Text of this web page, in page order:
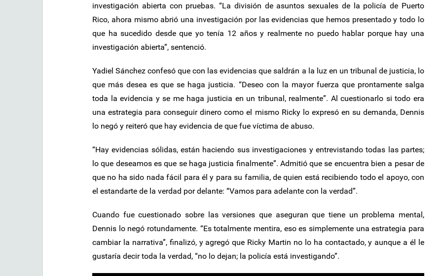
investigación abierta con pruebas. “La división de asuntos sexuales de la policía de Puerto
Rico, ahora mismo abrió una investigación por las evidencias que hemos presentado y todo lo
que ha sucedido desde que yo tenía 12 años y realmente no puedo hablar porque hay una
investigación abierta”, sentenció.
Yadiel Sánchez confesó que con las evidencias que saldrán a la luz en un tribunal de justicia, lo
que más desea es que se haga justicia. “Deseo con la mayor fuerza que prontamente salga
toda la evidencia y se me haga justicia en un tribunal, realmente”. Al cuestionarlo si todo era
una estrategia para conseguir dinero como el mismo Ricky lo expresó en su demanda, Dennis
lo negó y reiteró que hay evidencia de que fue víctima de abuso.
“Hay evidencias sólidas, están haciendo sus investigaciones y entrevistando todas las partes;
lo que deseamos es que se haga justicia finalmente”. Admitió que se encuentra bien a pesar de
que no ha sido nada fácil para él y para su familia, de quien está recibiendo todo el apoyo, con
el estandarte de la verdad por delante: “Vamos para adelante con la verdad”.
Cuando fue cuestionado sobre las versiones que aseguran que tiene un problema mental,
Dennis lo negó rotundamente. “Es totalmente mentira, eso es simplemente una estrategia para
cambiar la narrativa”, finalizó, y agregó que Ricky Martin no lo ha contactado, y aunque a él le
gustaría decir toda la verdad, “no lo dejan; la policía está investigando”.